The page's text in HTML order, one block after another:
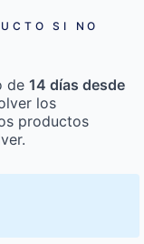
SI NO
de 14 días desde
los
productos